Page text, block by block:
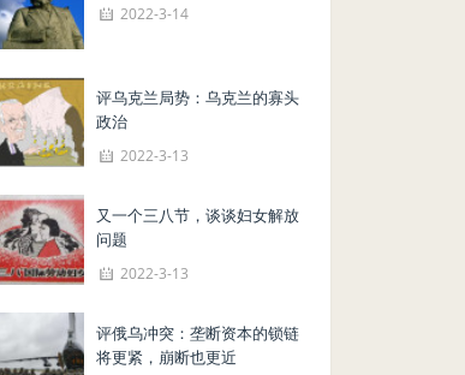
2022-3-14
评乌克兰局势：乌克兰的寡头
政治
2022-3-13
又一个三八节，谈谈妇女解放
问题
2022-3-13
评俄乌冲突：垄断资本的锁链
将更紧，崩断也更近